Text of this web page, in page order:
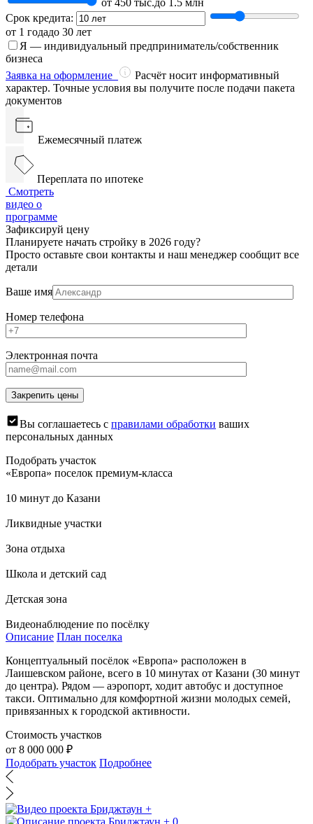
Срок кредита:
от 1 годадо 30 лет
Я — индивидуальный предприниматель/собственник
бизнеса
Заявка на оформление
Расчёт носит информативный
характер. Точные условия вы получите после подачи пакета
документов
Ежемесячный платеж
Переплата по ипотеке
Смотреть
видео о
программе
Зафиксируй цену
Планируете начать стройку в 2026 году?
Просто оставьте свои контакты и наш менеджер сообщит все
детали
Ваше имя
Номер телефона
Электронная почта
Вы соглашаетесь с правилами обработки ваших
персональных данных
Подобрать участок
«Европа» поселок премиум-класса
10 минут до Казани
Ликвидные участки
Зона отдыха
Школа и детский сад
Детская зона
Видеонаблюдение по посёлку
Описание План поселка
Концептуальный посёлок «Европа» расположен в
Лаишевском районе, всего в 10 минутах от Казани (30 минут
до центра). Рядом — аэропорт, ходит автобус и доступное
такси. Оптимально для комфортной жизни молодых семей,
привязанных к городской активности.
Стоимость участков
от 8 000 000 ₽
Подобрать участок Подробнее